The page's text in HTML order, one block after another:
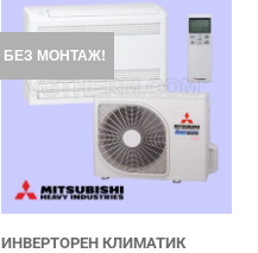
БЕЗ МОНТАЖ!
ИНВЕРТОРЕН КЛИМАТИК